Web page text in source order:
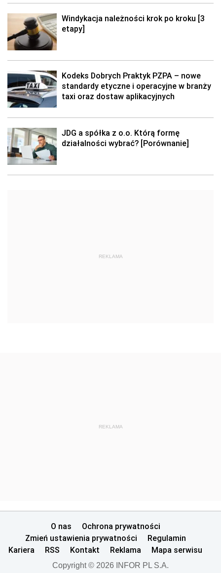
Windykacja należności krok po kroku [3
etapy]
Kodeks Dobrych Praktyk PZPA – nowe
standardy etyczne i operacyjne w branży
taxi oraz dostaw aplikacyjnych
JDG a spółka z o.o. Którą formę
działalności wybrać? [Porównanie]
REKLAMA
REKLAMA
O nas
Ochrona prywatności
Zmień ustawienia prywatności
Regulamin
Kariera
RSS Kontakt Reklama Mapa serwisu
Copyright © 2026 INFOR PL S.A.